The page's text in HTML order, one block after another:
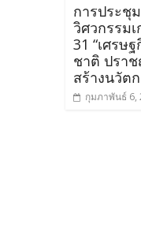
การประชุ
วิศวกรรม
31 “เศรษ
ชาติ ปรา
สร้างนวัต
กุมภาพันธ์ 6,